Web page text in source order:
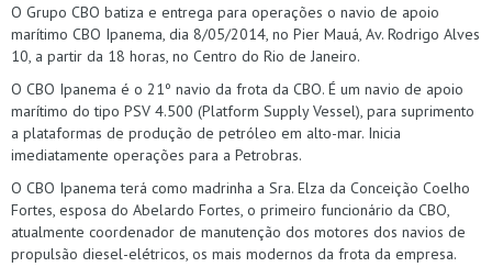
O Grupo CBO batiza e entrega para operações o navio de apoio
marítimo CBO Ipanema, dia 8/05/2014, no Pier Mauá, Av. Rodrigo Alves
10, a partir da 18 horas, no Centro do Rio de Janeiro.
O CBO Ipanema é o 21º navio da frota da CBO. É um navio de apoio
marítimo do tipo PSV 4.500 (Platform Supply Vessel), para suprimento
a plataformas de produção de petróleo em alto-mar. Inicia
imediatamente operações para a Petrobras.
O CBO Ipanema terá como madrinha a Sra. Elza da Conceição Coelho
Fortes, esposa do Abelardo Fortes, o primeiro funcionário da CBO,
atualmente coordenador de manutenção dos motores dos navios de
propulsão diesel-elétricos, os mais modernos da frota da empresa.